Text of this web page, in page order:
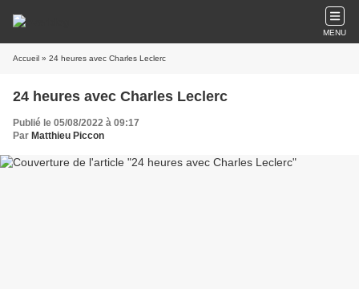
MENU
Accueil » 24 heures avec Charles Leclerc
24 heures avec Charles Leclerc
Publié le 05/08/2022 à 09:17
Par Matthieu Piccon